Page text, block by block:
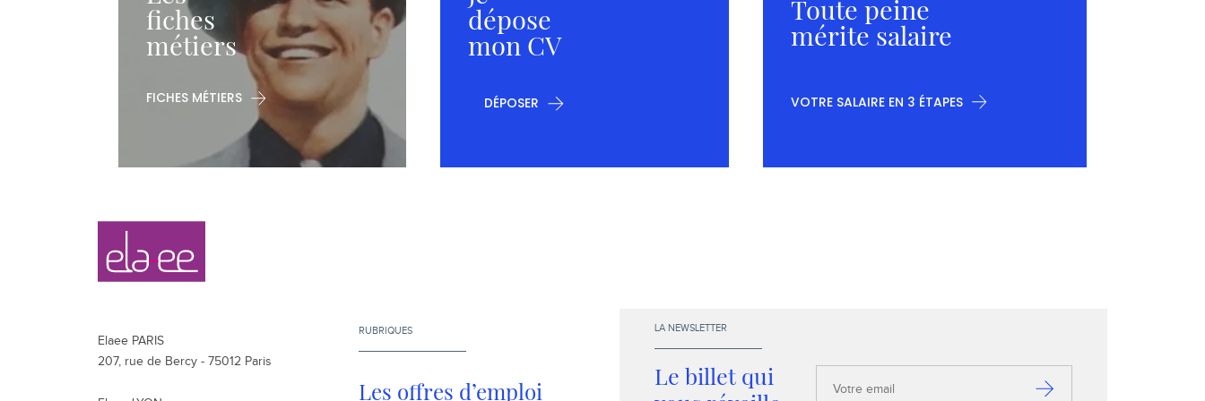
fiches
métiers
FICHES MÉTIERS
dépose
mon CV
DÉPOSER
Toute peine
mérite salaire
VOTRE SALAIRE EN 3 ÉTAPES
Navigation
secondaire
Elaee
Elaee PARIS
207, rue de Bercy - 75012 Paris
RUBRIQUES
Les offres d’emploi
LA NEWSLETTER
Le billet qui
email
S’inscrire